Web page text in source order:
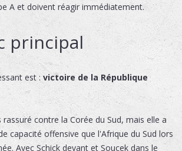
A et doivent réagir immédiatement.
principal
est : victoire de la République
rassuré contre la Corée du Sud, mais elle a
capacité offensive que l'Afrique du Sud lors
Avec Schick devant et Soucek dans le